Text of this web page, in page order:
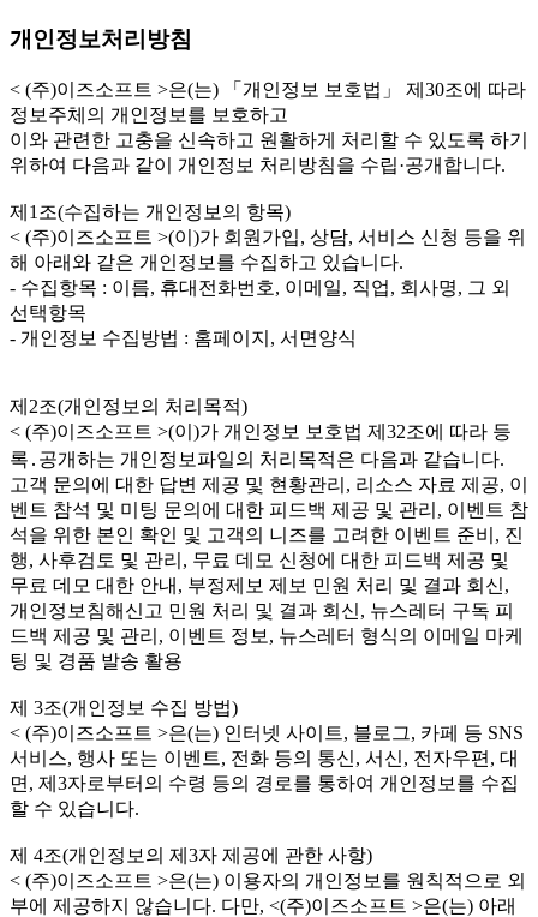
개인정보처리방침
< (주)이즈소프트 >은(는) 「개인정보 보호법」 제30조에 따라
정보주체의 개인정보를 보호하고
이와 관련한 고충을 신속하고 원활하게 처리할 수 있도록 하기
위하여 다음과 같이 개인정보 처리방침을 수립·공개합니다.
제1조(수집하는 개인정보의 항목)
< (주)이즈소프트 >(이)가 회원가입, 상담, 서비스 신청 등을 위
해 아래와 같은 개인정보를 수집하고 있습니다.
- 수집항목 : 이름, 휴대전화번호, 이메일, 직업, 회사명, 그 외
선택항목
- 개인정보 수집방법 : 홈페이지, 서면양식
제2조(개인정보의 처리목적)
< (주)이즈소프트 >(이)가 개인정보 보호법 제32조에 따라 등
록․공개하는 개인정보파일의 처리목적은 다음과 같습니다.
고객 문의에 대한 답변 제공 및 현황관리, 리소스 자료 제공, 이
벤트 참석 및 미팅 문의에 대한 피드백 제공 및 관리, 이벤트 참
석을 위한 본인 확인 및 고객의 니즈를 고려한 이벤트 준비, 진
행, 사후검토 및 관리, 무료 데모 신청에 대한 피드백 제공 및
무료 데모 대한 안내, 부정제보 제보 민원 처리 및 결과 회신,
개인정보침해신고 민원 처리 및 결과 회신, 뉴스레터 구독 피
드백 제공 및 관리, 이벤트 정보, 뉴스레터 형식의 이메일 마케
팅 및 경품 발송 활용
제 3조(개인정보 수집 방법)
< (주)이즈소프트 >은(는) 인터넷 사이트, 블로그, 카페 등 SNS
서비스, 행사 또는 이벤트, 전화 등의 통신, 서신, 전자우편, 대
면, 제3자로부터의 수령 등의 경로를 통하여 개인정보를 수집
할 수 있습니다.
제 4조(개인정보의 제3자 제공에 관한 사항)
< (주)이즈소프트 >은(는) 이용자의 개인정보를 원칙적으로 외
부에 제공하지 않습니다. 다만, <(주)이즈소프트 >은(는) 아래